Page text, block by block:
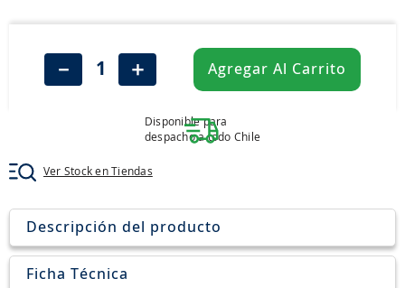
＋
－ Agregar Al Carrito
Disponible para
despacho a todo Chile
Ver Stock en Tiendas
Descripción del producto
Ficha Técnica
neumáticos 235